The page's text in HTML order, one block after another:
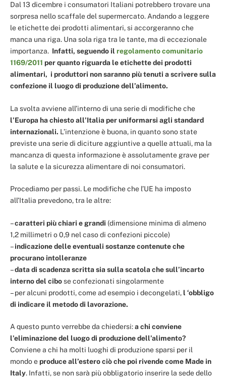
Dal 13 dicembre i consumatori Italiani potrebbero trovare una
sorpresa nello scaffale del supermercato. Andando a leggere
le etichette dei prodotti alimentari, si accorgeranno che
manca una riga. Una sola riga tra le tante, ma di eccezionale
importanza. Infatti, seguendo il regolamento comunitario
1169/2011 per quanto riguarda le etichette dei prodotti
alimentari, i produttori non saranno più tenuti a scrivere sulla
confezione il luogo di produzione dell’alimento.
La svolta avviene all’interno di una serie di modifiche che
l’Europa ha chiesto all’Italia per uniformarsi agli standard
internazionali. L’intenzione è buona, in quanto sono state
previste una serie di diciture aggiuntive a quelle attuali, ma la
mancanza di questa informazione è assolutamente grave per
la salute e la sicurezza alimentare di noi consumatori.
Procediamo per passi. Le modifiche che l’UE ha imposto
all’Italia prevedono, tra le altre:
–caratteri più chiari e grandi (dimensione minima di almeno
1,2 millimetri o 0,9 nel caso di confezioni piccole)
–indicazione delle eventuali sostanze contenute che
procurano intolleranze
–data di scadenza scritta sia sulla scatola che sull’incarto
interno del cibose confezionati singolarmente
– per alcuni prodotti, come ad esempio i decongelati, l ‘obbligo
di indicare il metodo di lavorazione.
A questo punto verrebbe da chiedersi:a chi conviene
l’eliminazione del luogo di produzione dell’alimento?
Conviene a chi ha molti luoghi di produzione sparsi per il
mondo eproduce all’estero ciò che poi rivende come Made in
Italy. Infatti, se non sarà più obbligatorio inserire la sede dello